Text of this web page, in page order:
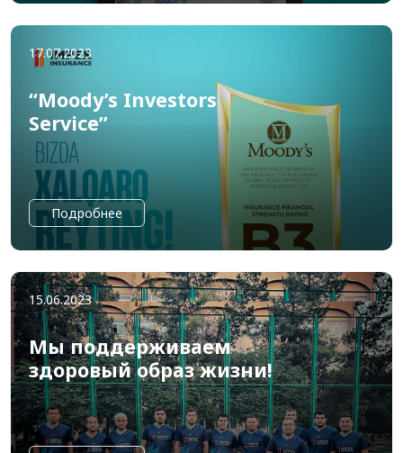
17.07.2023
“Moody’s Investors
Service”
Подробнее
15.06.2023
Мы поддерживаем
здоровый образ жизни!